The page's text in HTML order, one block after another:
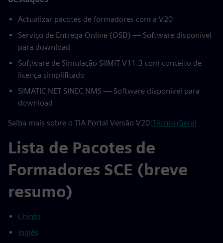
Actualizar pacotes de formadores com a V20
Serviço de Entrega Online (OSD) — Software disponível
para download
Software de Simulação SIIMIT V11.3 com conceito de
licença simplificado
SIMATIC NET SINEC NMS — Software disponível para
download
Saiba mais sobre o TIA Portal Versão V20:TécnicoGeral
Lista de Pacotes de
Formadores SCE (breve
resumo)
Chinês
Inglês